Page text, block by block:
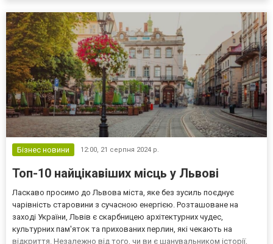
Бізнес новини 12:00, 21 серпня 2024 р.
Топ-10 найцікавіших місць у Львові
Ласкаво просимо до Львова міста, яке без зусиль поєднує
чарівність старовини з сучасною енергією. Розташоване на
заході України, Львів є скарбницею архітектурних чудес,
культурних пам'яток та прихованих перлин, які чекають на
відкриття. Незалежно від того, чи ви є шанувальником історії,